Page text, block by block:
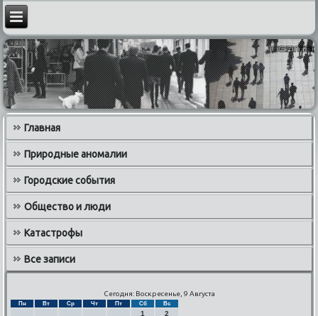
Главная
Природные аномалии
Городские события
Общество и люди
Катастрофы
Все записи
Сегодня: Воскресенье, 9 Августа
Пн Вт Ср Чт Пт Сб Вс
1
2